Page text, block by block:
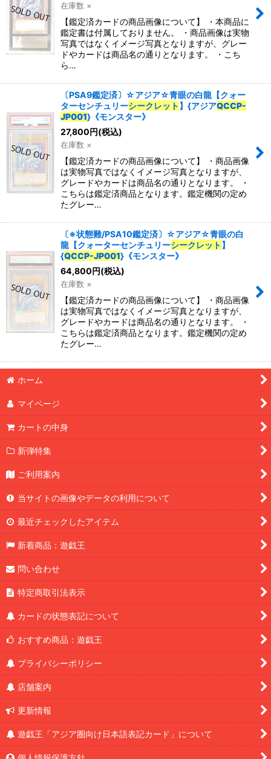
在庫数 ×
【鑑定済カードの商品画像について】 ・本商品に
鑑定書は付属しておりません。 ・商品画像は実物
写真ではなくイメージ写真となりますが、グレー
ドやカードは商品名の通りとなります。 ・こち
ら…
〔PSA9鑑定済〕☆アジア☆青眼の白龍【クォー
ターセンチュリーシークレット】{アジアQCCP-
JP001}《モンスター》
27,800円(税込)
在庫数 ×
【鑑定済カードの商品画像について】 ・商品画像
は実物写真ではなくイメージ写真となりますが、
グレードやカードは商品名の通りとなります。 ・
こちらは鑑定済商品となります。鑑定機関の定め
たグレー…
〔※状態難/PSA10鑑定済〕☆アジア☆青眼の白
龍【クォーターセンチュリーシークレット】
{QCCP-JP001}《モンスター》
64,800円(税込)
在庫数 ×
【鑑定済カードの商品画像について】 ・商品画像
は実物写真ではなくイメージ写真となりますが、
グレードやカードは商品名の通りとなります。 ・
こちらは鑑定済商品となります。鑑定機関の定め
たグレー…
ホーム
マイページ
カートの中身
新弾特集
ご利用案内
当サイトの画像やデータの利用について
最近チェックしたアイテム
新着商品：遊戯王
問い合わせ
特定商取引法表示
カードの状態表記について
おすすめ商品：遊戯王
プライバシーポリシー
店舗案内
更新情報
遊戯王「アジア圏向け日本語表記カード」について